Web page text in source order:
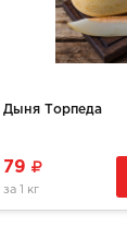
Дыня Торпеда
79
за 1 кг